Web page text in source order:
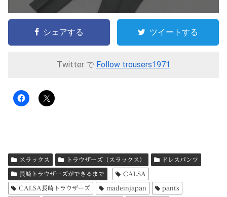
シェアする ツイートする
Twitter で Follow trousers1971
スラックス トラウザーズ（スラックス） ドレスパンツ
長崎トラウザーズができるまで CALSA
CALSA長崎トラウザーズ madeinjapan pants